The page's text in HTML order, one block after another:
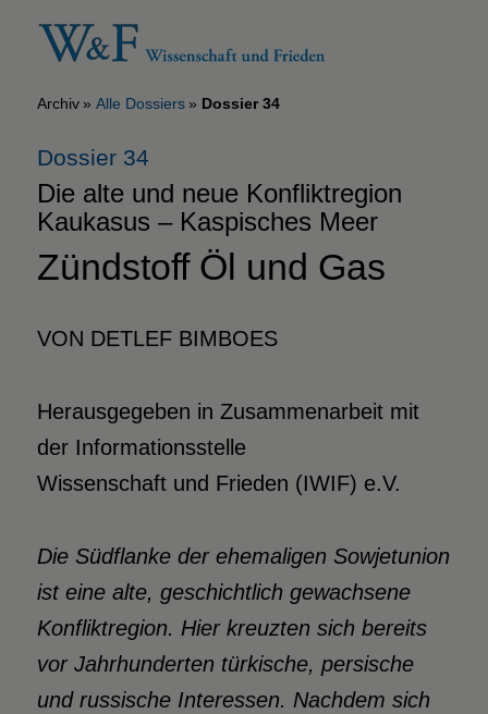
Archiv Alle Dossiers Dossier 34
Dossier 34
Die alte und neue Konfliktregion
Kaukasus – Kaspisches Meer
Zündstoff Öl und Gas
VON DETLEF BIMBOES
Herausgegeben in Zusammenarbeit mit
der Informationsstelle
Wissenschaft und Frieden (IWIF) e.V.
Die Südflanke der ehemaligen Sowjetunion
ist eine alte, geschichtlich gewachsene
Konfliktregion. Hier kreuzten sich bereits
vor Jahrhunderten türkische, persische
und russische Interessen. Nachdem sich